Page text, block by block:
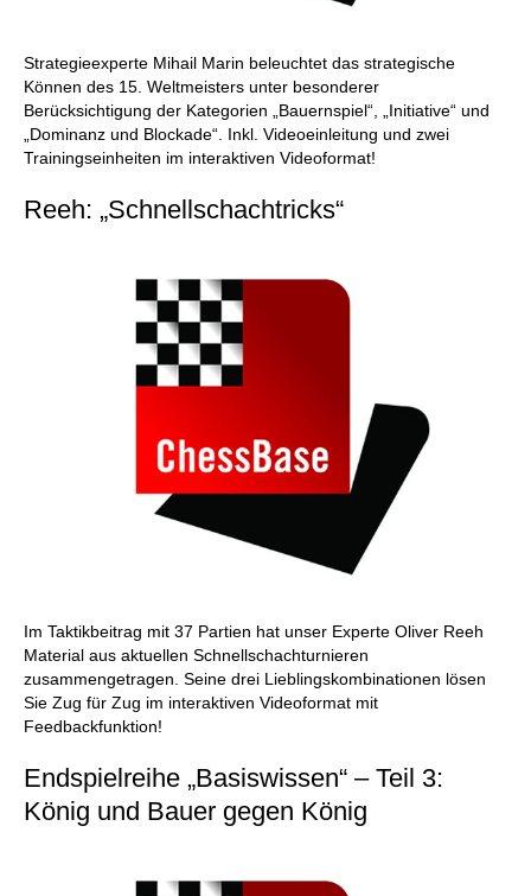
Strategieexperte Mihail Marin beleuchtet das strategische
Können des 15. Weltmeisters unter besonderer
Berücksichtigung der Kategorien „Bauernspiel“, „Initiative“ und
„Dominanz und Blockade“. Inkl. Videoeinleitung und zwei
Trainingseinheiten im interaktiven Videoformat!
Reeh: „Schnellschachtricks“
Im Taktikbeitrag mit 37 Partien hat unser Experte Oliver Reeh
Material aus aktuellen Schnellschachturnieren
zusammengetragen. Seine drei Lieblingskombinationen lösen
Sie Zug für Zug im interaktiven Videoformat mit
Feedbackfunktion!
Endspielreihe „Basiswissen“ – Teil 3:
König und Bauer gegen König